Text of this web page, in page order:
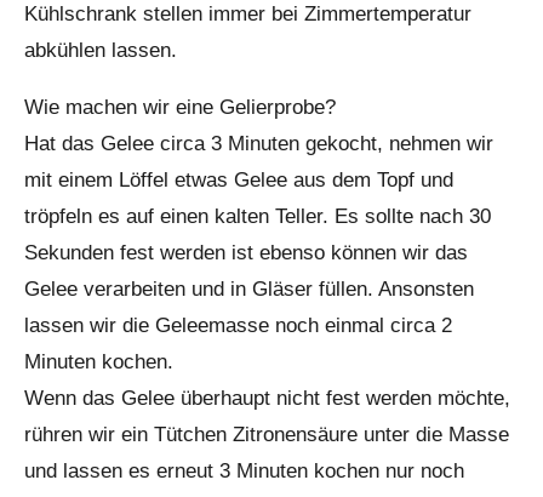
Kühlschrank stellen immer bei Zimmertemperatur
abkühlen lassen.
Wie machen wir eine Gelierprobe?
Hat das Gelee circa 3 Minuten gekocht, nehmen wir
mit einem Löffel etwas Gelee aus dem Topf und
tröpfeln es auf einen kalten Teller. Es sollte nach 30
Sekunden fest werden ist ebenso können wir das
Gelee verarbeiten und in Gläser füllen. Ansonsten
lassen wir die Geleemasse noch einmal circa 2
Minuten kochen.
Wenn das Gelee überhaupt nicht fest werden möchte,
rühren wir ein Tütchen Zitronensäure unter die Masse
und lassen es erneut 3 Minuten kochen nur noch